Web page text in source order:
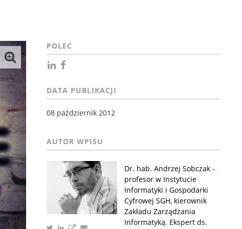
POLEĆ
DATA PUBLIKACJI
08 październik 2012
Dr. hab. Andrzej Sobczak -
profesor w Instytucie
Informatyki i Gospodarki
Cyfrowej SGH, kierownik
Zakładu Zarządzania
Informatyką. Ekspert ds.